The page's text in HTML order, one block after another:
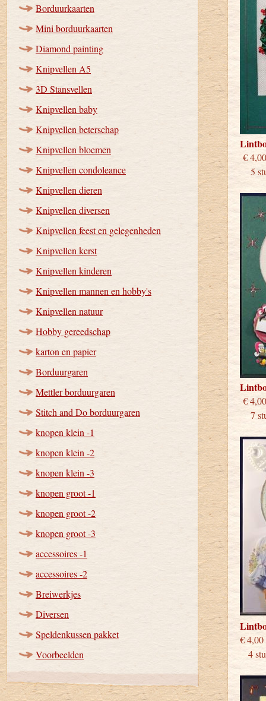
Borduurkaarten
Mini borduurkaarten
Diamond painting
Knipvellen A5
3D Stansvellen
Knipvellen baby
Knipvellen beterschap
Knipvellen bloemen
Knipvellen condoleance
Knipvellen dieren
Knipvellen diversen
Knipvellen feest en gelegenheden
Knipvellen kerst
Knipvellen kinderen
Knipvellen mannen en hobby's
Knipvellen natuur
Hobby gereedschap
karton en papier
Borduurgaren
Mettler borduurgaren
Stitch and Do borduurgaren
knopen klein -1
knopen klein -2
knopen klein -3
knopen groot -1
knopen groot -2
knopen groot -3
accessoires -1
accessoires -2
Breiwerkjes
Diversen
Speldenkussen pakket
Voorbeelden
5
7
4